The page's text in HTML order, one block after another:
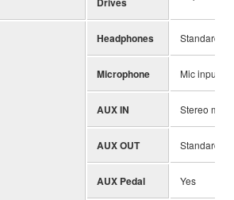
Headphones Standard
Microphone Mic input
AUX IN Stereo mini
AUX OUT Standard
AUX Pedal Yes